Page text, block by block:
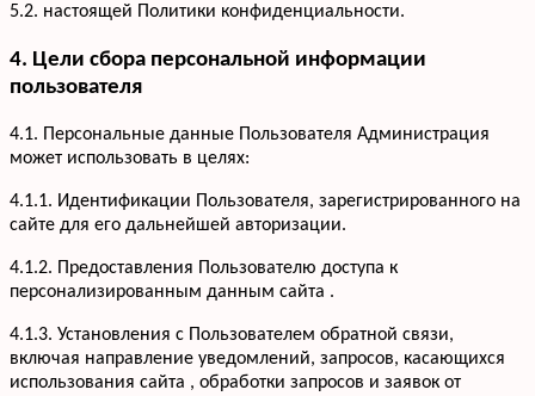
5.2. настоящей Политики конфиденциальности.
4. Цели сбора персональной информации
пользователя
4.1. Персональные данные Пользователя Администрация
может использовать в целях:
4.1.1. Идентификации Пользователя, зарегистрированного на
сайте для его дальнейшей авторизации.
4.1.2. Предоставления Пользователю доступа к
персонализированным данным сайта .
4.1.3. Установления с Пользователем обратной связи,
включая направление уведомлений, запросов, касающихся
использования сайта , обработки запросов и заявок от